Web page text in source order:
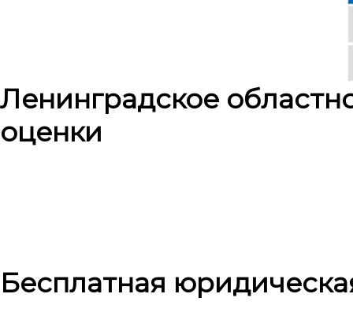
Ленинградское
оценки
Бесплатная